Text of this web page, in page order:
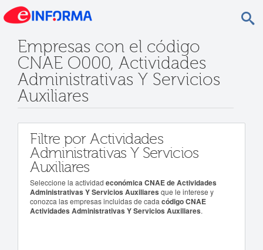
Empresas con el código
CNAE O000, Actividades
Administrativas Y Servicios
Auxiliares
Filtre por Actividades
Administrativas Y Servicios
Auxiliares
Seleccione la actividadeconómica CNAE de Actividades
Administrativas Y Servicios Auxiliares que le interese y
conozca las empresas incluidas de cadacódigo CNAE
Actividades Administrativas Y Servicios Auxiliares.